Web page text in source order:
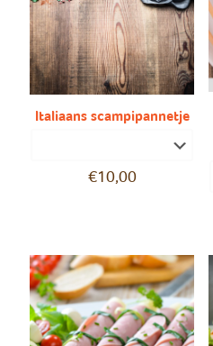
Italiaans scampipannetje
€10,00